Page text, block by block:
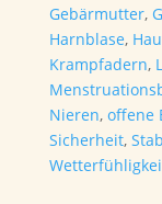
Gebärmutter,
Harnblase,
Krampfadern,
Nieren, offene
Sicherheit,